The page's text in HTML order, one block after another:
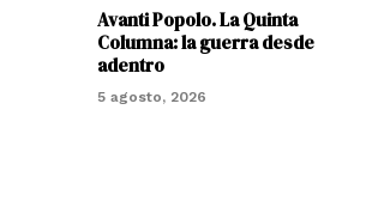
Avanti Popolo. La Quinta
Columna: la guerra desde
adentro
5 agosto, 2026